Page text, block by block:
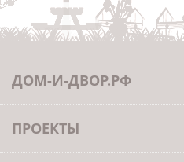
ДОМ-И-ДВОР.РФ
ПРОЕКТЫ